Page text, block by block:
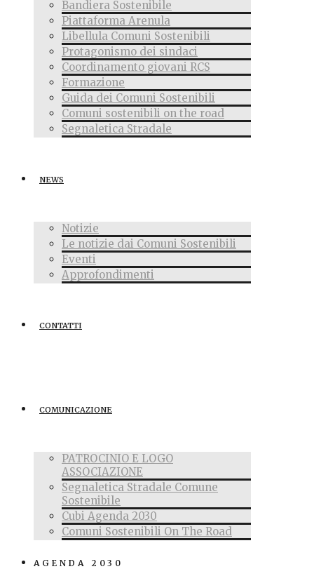
Bandiera Sostenibile
Piattaforma Arenula
Libellula Comuni Sostenibili
Protagonismo dei sindaci
Coordinamento giovani RCS
Formazione
Guida dei Comuni Sostenibili
Comuni sostenibili on the road
Segnaletica Stradale
NEWS
Notizie
Le notizie dai Comuni Sostenibili
Eventi
Approfondimenti
CONTATTI
COMUNICAZIONE
PATROCINIO E LOGO
ASSOCIAZIONE
Segnaletica Stradale Comune
Sostenibile
Cubi Agenda 2030
Comuni Sostenibili On The Road
AGENDA 2030